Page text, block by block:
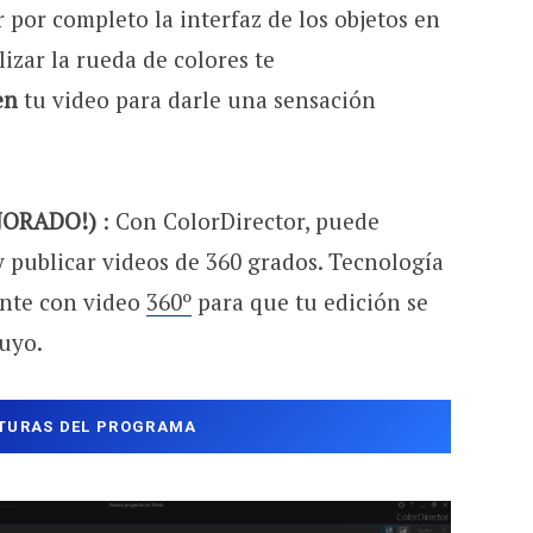
completo la interfaz de los objetos en
la rueda de colores te
tu video para darle una sensación
: Con ColorDirector, puede
videos de 360 ​​grados. Tecnología
con video 360ºpara que tu edición se
DEL PROGRAMA